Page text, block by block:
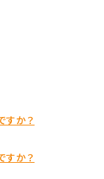
か？
か？